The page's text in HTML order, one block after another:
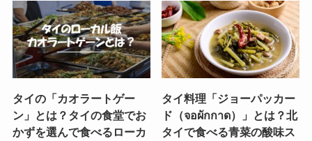
タイの「カオラートゲー
ン」とは？タイの食堂でお
かずを選んで食べるローカ
タイ料理「ジョーパッカー
ド（จอผักกาด）」とは？北
タイで食べる青菜の酸味ス